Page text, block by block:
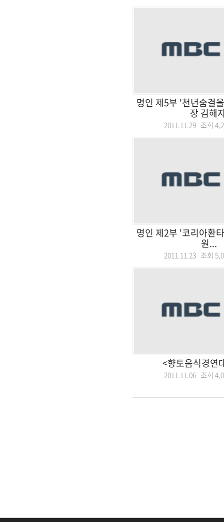
명인 제5부 '천년숨결
장 김해
2011.11.29 조회
명인 제2부 '코리아환
원...
2011.11.23 조회
<향토음식경연
2011.11.06 조회